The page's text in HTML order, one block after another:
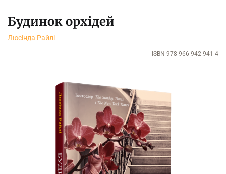
Будинок орхідей
Люсінда Райлі
ISBN 978-966-942-941-4